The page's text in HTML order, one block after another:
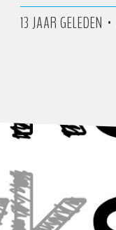
13 JAAR GELEDEN •